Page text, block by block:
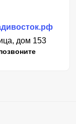
дом 153